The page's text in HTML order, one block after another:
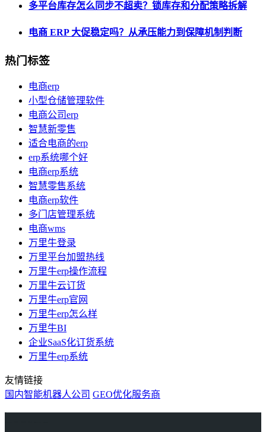
多平台库存怎么同步不超卖？锁库存和分配策略拆解
电商 ERP 大促稳定吗？从承压能力到保障机制判断
热门标签
电商erp
小型仓储管理软件
电商公司erp
智慧新零售
适合电商的erp
erp系统哪个好
电商erp系统
智慧零售系统
电商erp软件
多门店管理系统
电商wms
万里牛登录
万里平台加盟热线
万里牛erp操作流程
万里牛云订货
万里牛erp官网
万里牛erp怎么样
万里牛BI
企业SaaS化订货系统
万里牛erp系统
友情链接
国内智能机器人公司 GEO优化服务商